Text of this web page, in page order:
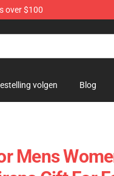
over $100
volgen Blog
Mens